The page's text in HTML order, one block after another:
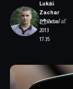
2. marca
2013
17:35
Lukáš
Zachar
Zdieľať